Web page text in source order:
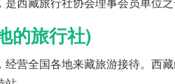
的旅行社)
营全国各地来藏旅游接待。西